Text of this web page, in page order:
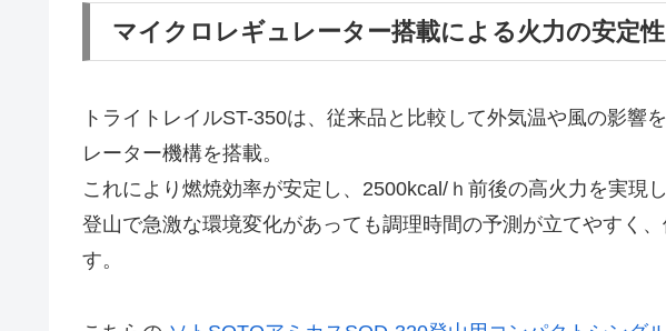
マイクロレギュレーター搭載による火力の安定性
トライトレイルST-350は、従来品と比較して外気温や風の影響
レーター機構を搭載。
これにより燃焼効率が安定し、2500kcal/ｈ前後の高火力を実現し
登山で急激な環境変化があっても調理時間の予測が立てやすく
す。